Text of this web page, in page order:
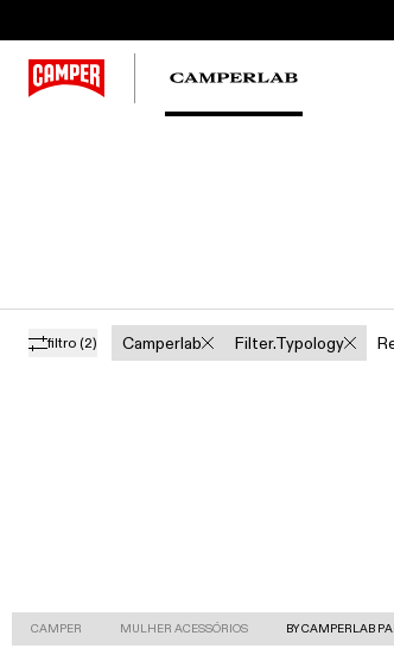
filtro (2) Camperlab Filter.typology
CAMPER MULHER ACESSÓRIOS BY CAMPERLAB